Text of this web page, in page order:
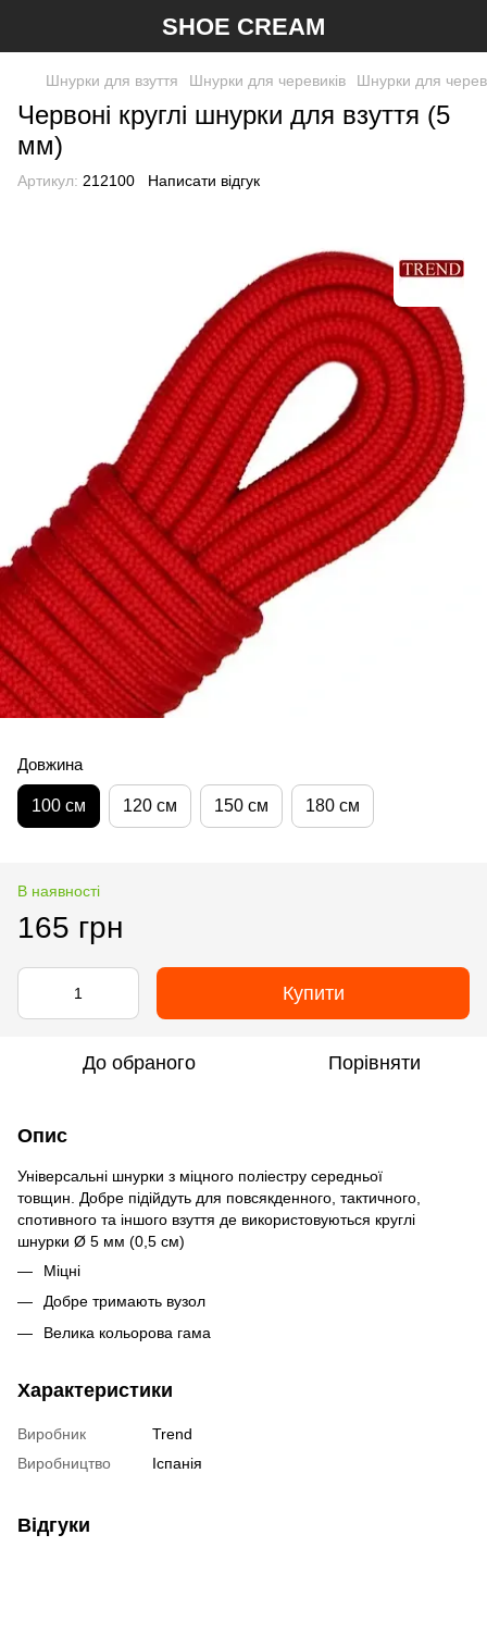
SHOE CREAM
Шнурки для взуття Шнурки для черевиків Шнурки для
Червоні круглі шнурки для взуття (5
мм)
Артикул: 212100 Написати відгук
Довжина
100 см 120 см 150 см 180 см
В наявності
165 грн
Купити
До обраного Порівняти
Опис
Універсальні шнурки з міцного поліестру середньої
товщин. Добре підійдуть для повсякденного, тактичного,
спотивного та іншого взуття де використовуються круглі
шнурки Ø 5 мм (0,5 см)
Міцні
Добре тримають вузол
Велика кольорова гама
Характеристики
Виробник
Trend
Виробництво
Іспанія
Відгуки